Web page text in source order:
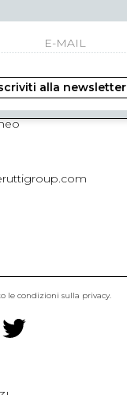
le condizioni sulla privacy.
alla newsletter